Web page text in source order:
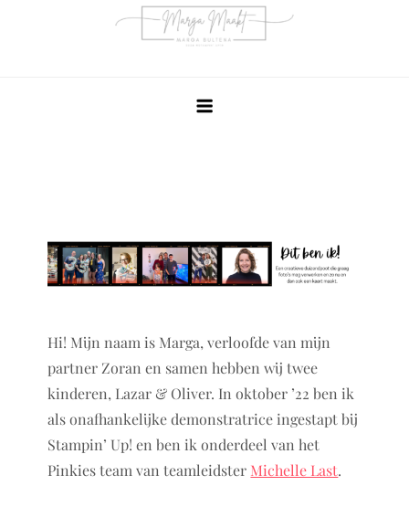
Hi! Mijn naam is Marga, verloofde van mijn
partner Zoran en samen hebben wij twee
kinderen, Lazar & Oliver. In oktober ’22 ben ik
als onafhankelijke demonstratrice ingestapt bij
Stampin’ Up! en ben ik onderdeel van het
Pinkies team van teamleidster Michelle Last.